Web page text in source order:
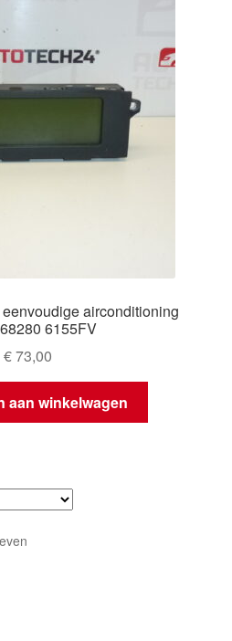
airconditioning
6155FV
€73,00
aan winkelwagen